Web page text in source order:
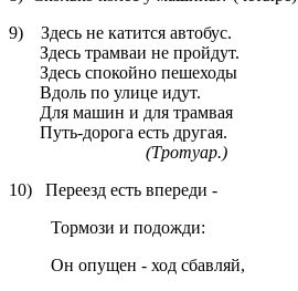
9) Здесь не катится автобус.
Здесь трамваи не пройдут.
Здесь спокойно пешеходы
Вдоль по улице идут.
Для машин и для трамвая
Путь-дорога есть другая.
(Тротуар.)
10) Переезд есть впереди -
Тормози и подожди:
Он опущен - ход сбавляй,